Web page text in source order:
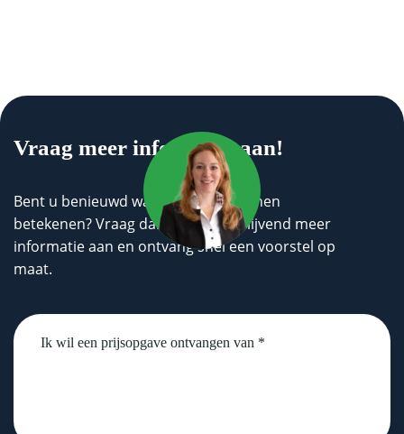
Vraag meer informatie aan!
Bent u benieuwd wat wij voor u kunnen
betekenen? Vraag dan geheel vrijblijvend meer
informatie aan en ontvang snel een voorstel op
maat.
Untitled